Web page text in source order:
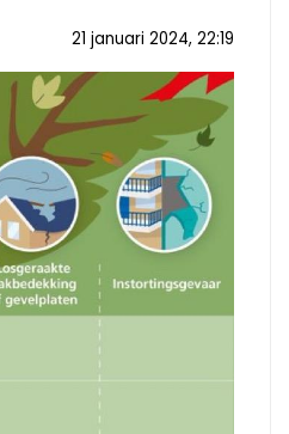
21 januari 2024, 22:19